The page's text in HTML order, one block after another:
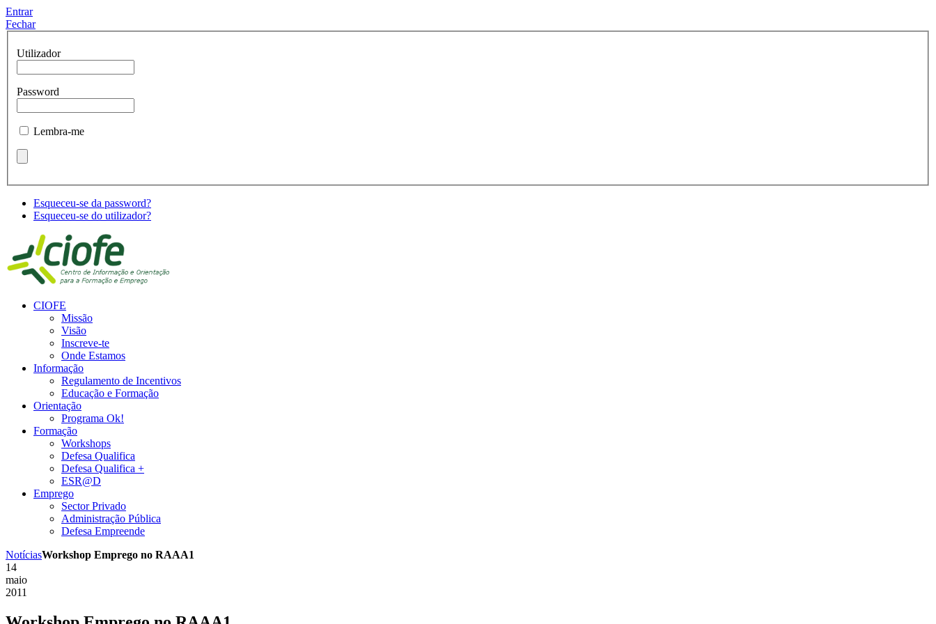
Entrar
Fechar
Utilizador
Password
Lembra-me
Esqueceu-se da password?
Esqueceu-se do utilizador?
CIOFE
Missão
Visão
Inscreve-te
Onde Estamos
Informação
Regulamento de Incentivos
Educação e Formação
Orientação
Programa Ok!
Formação
Workshops
Defesa Qualifica
Defesa Qualifica +
ESR@D
Emprego
Sector Privado
Administração Pública
Defesa Empreende
NotíciasWorkshop Emprego no RAAA1
14
maio
2011